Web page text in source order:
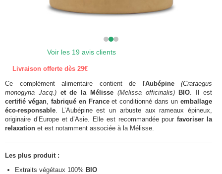
Voir les 19 avis clients
Livraison offerte dès 29€
Ce complément alimentaire contient de l'Aubépine (Crataegus
monogyna Jacq.) et de la Mélisse (Melissa officinalis)BIO . Il est
certifié végan, fabriqué en Franceet conditionné dans unemballage
éco-responsable
L’Aubépine est un arbuste aux rameaux épineux,
originaire d’Europe et d’Asie. Elle est recommandée pourfavoriser la
relaxation et est notamment associée à la Mélisse.
Les plus produit :
Extraits végétaux 100% BIO